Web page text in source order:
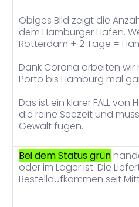
Obiges Bild zeigt die
dem Hamburger Hafen.
Rotterdam + 2 Tage =
Dank Corona arbeiten
Porto bis Hamburg mal
Das ist ein klarer FALL
die reine Seezeit und
Gewalt fügen.
Bei dem Status grün
oder im Lager ist. Die
Bestellaufkommen seit